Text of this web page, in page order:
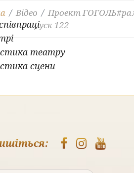
театру
сцени
Відео
Проект
Випуск 122